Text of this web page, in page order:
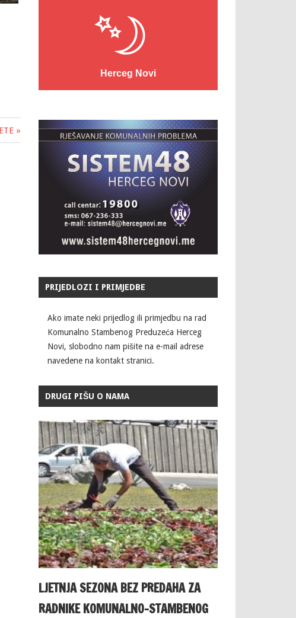
»
Herceg Novi
PRIJEDLOZI I PRIMJEDBE
Ako imate neki prijedlog ili primjedbu na rad
Komunalno Stambenog Preduzeća Herceg
Novi, slobodno nam pišite na e-mail adrese
navedene na kontakt stranici.
DRUGI PIŠU O NAMA
LJETNJA SEZONA BEZ PREDAHA ZA
RADNIKE KOMUNALNO-STAMBENOG